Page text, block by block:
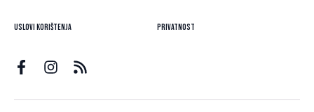
Uslovi korištenja Privatnost